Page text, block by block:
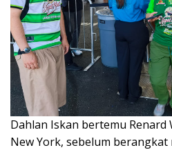
Dahlan Iskan bertemu Renard
New York, sebelum